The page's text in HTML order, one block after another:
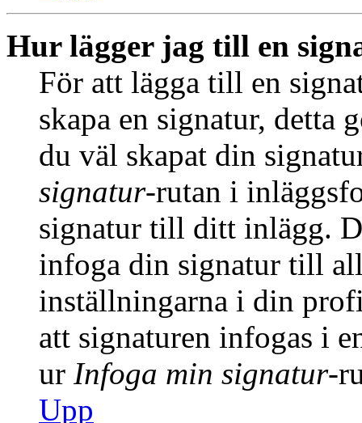
Hur lägger jag till en
För att lägga till en
skapa en signatur,
du väl skapat din
signatur-rutan i
signatur till ditt inlägg.
infoga din signatur till
inställningarna i din
att signaturen infogas i
ur Infoga min signatur-
Upp